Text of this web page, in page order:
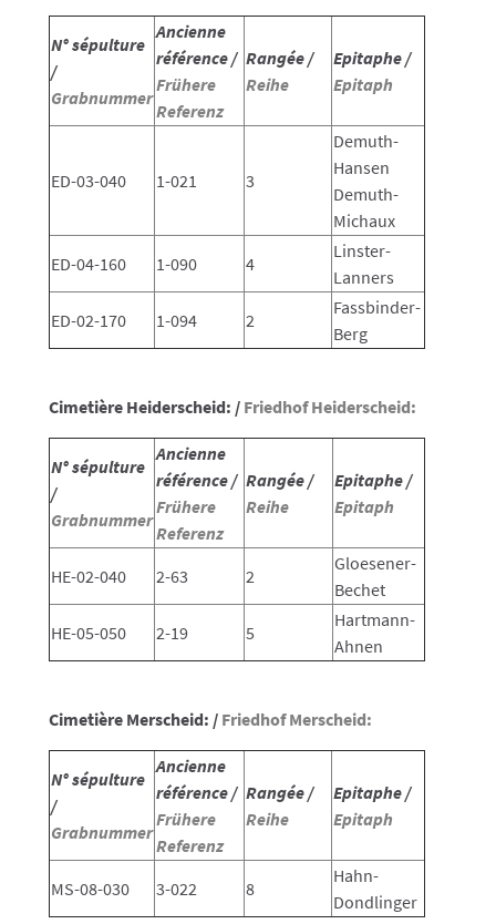
N° sépulture
/
Grabnummer
Ancienne
référence /
Frühere
Referenz
Rangée /
Reihe
Epitaphe /
Epitaph
ED-03-040 1-021 3
Demuth-
Hansen
Demuth-
Michaux
ED-04-160
1-090 4
Linster-
Lanners
ED-02-170
1-094 2
Fassbinder-
Berg
Cimetière Heiderscheid: / Friedhof Heiderscheid:
N° sépulture
/
Grabnummer
Ancienne
référence /
Frühere
Referenz
Rangée /
Reihe
Epitaphe /
Epitaph
HE-02-040 2-63 2
Gloesener-
Bechet
HE-05-050
2-19 5
Hartmann-
Ahnen
Cimetière Merscheid: / Friedhof Merscheid:
N° sépulture
/
Grabnummer
Ancienne
référence /
Frühere
Referenz
Rangée /
Reihe
Epitaphe /
Epitaph
MS-08-030 3-022 8
Hahn-
Dondlinger